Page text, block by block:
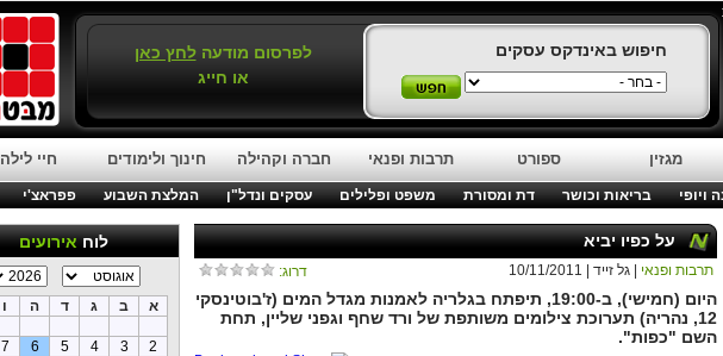
חיפוש באינדקס עסקים לפרסום מודעהלחץ כאן
או חייג
מגזין ספורט תרבות ופנאי חברה וקהילה חינוך ולימודים חיי לילה
ויופי בריאות וכושר דת ומסורת משפט ופלילים עסקים ונדל"ן המלצת השבוע פפראצ'י
לוחאירועים
א ב ג ד ה ו
2
3
4
5
6
7
על כפיו יביא
דרוג: תרבות ופנאי | גל זייד | 10/11/2011
היום (חמישי), ב-19:00, תיפתח בגלריה לאמנות מגדל המים (ז'בוטינסקי
12, נהריה) תערוכת צילומים משותפת של ורד שחף וגפני שליין, תחת
השם "כפות".